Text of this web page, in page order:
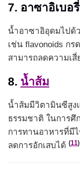
7. อาซาอิเบอรี่
น้ำอาซาอิอุดมไปด้
เช่น flavonoids กร
สามารถลดความเสี่
8. น้ำส้ม
น้ำส้มมีวิตามินซีสูง
ธรรมชาติ ในการศึ
การทานอาหารที่มี
ลดการอักเสบได้ (11)